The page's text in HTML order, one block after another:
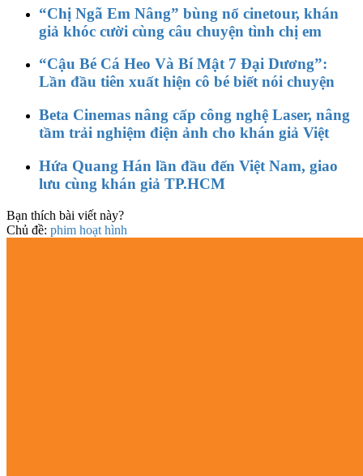
“Chị Ngã Em Nâng” bùng nổ cinetour, khán
giả khóc cười cùng câu chuyện tình chị em
“Cậu Bé Cá Heo Và Bí Mật 7 Đại Dương”:
Lần đầu tiên xuất hiện cô bé biết nói chuyện
Beta Cinemas nâng cấp công nghệ Laser, nâng
tầm trải nghiệm điện ảnh cho khán giả Việt
Hứa Quang Hán lần đầu đến Việt Nam, giao
lưu cùng khán giả TP.HCM
Bạn thích bài viết này?
Chủ đề: phim hoạt hình